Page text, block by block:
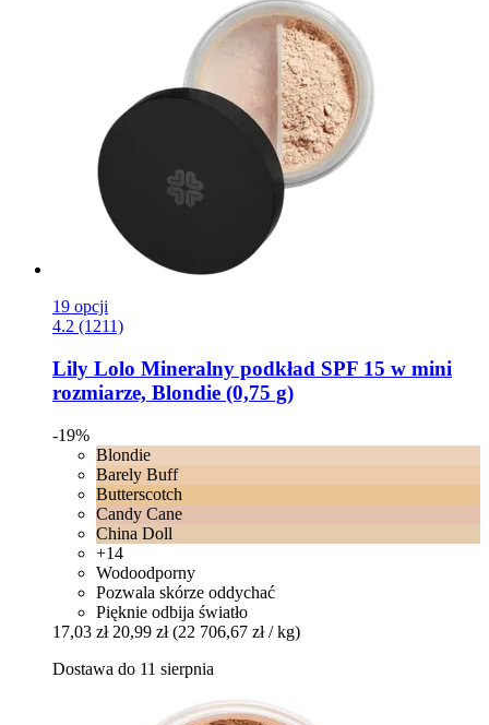
19 opcji
4.2 (1211)
Lily Lolo Mineralny podkład SPF 15 w mini
rozmiarze, Blondie (0,75 g)
-19%
Blondie
Barely Buff
Butterscotch
Candy Cane
China Doll
+14
Wodoodporny
Pozwala skórze oddychać
Pięknie odbija światło
17,03 zł 20,99 zł (22 706,67 zł / kg)
Dostawa do 11 sierpnia